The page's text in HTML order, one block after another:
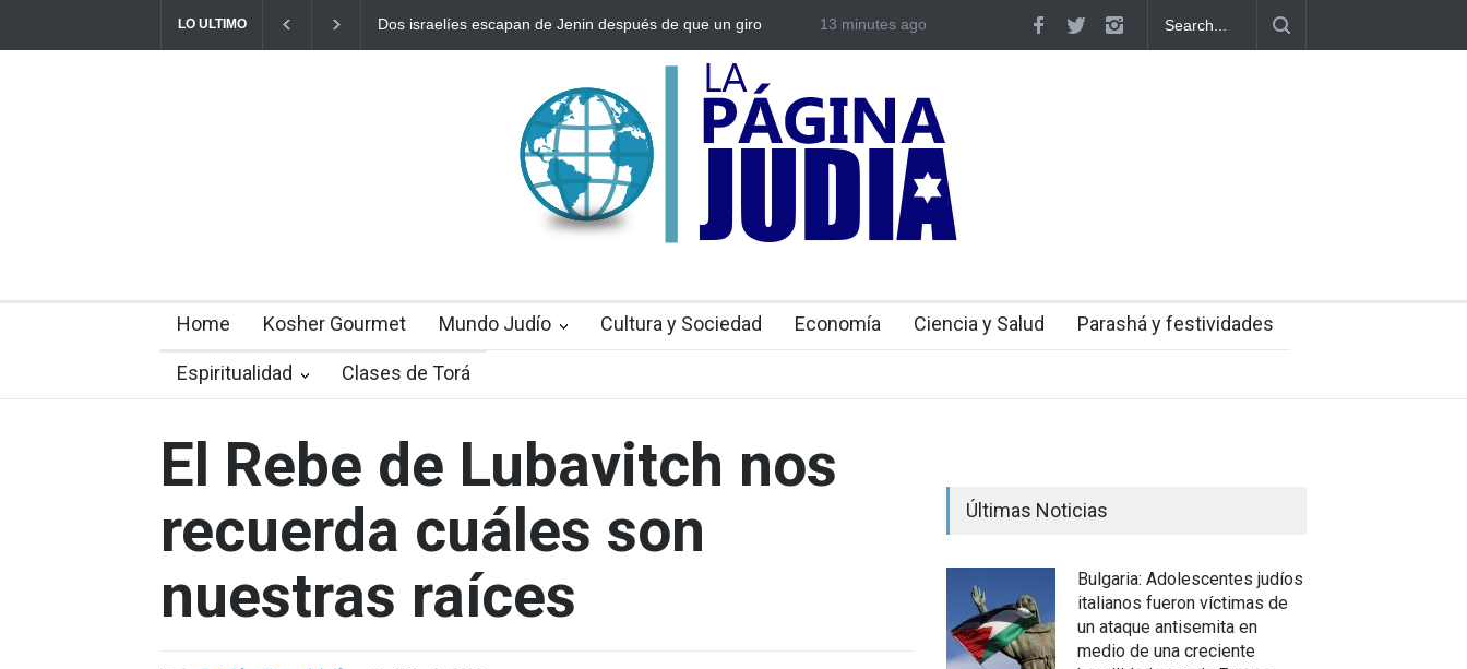
LO ULTIMO
israelíes escapan de Jenin después de que un giro
Alarma en Israel: Crece el temor de que el apoyo bipartidista
Bulgaria: Adolescentes judíos italianos fueron víctimas de un
ataque antisemita en medio de una creciente hostilidad en
toda Europa
13 minutes ago
Home Kosher Gourmet Mundo Judío Cultura y Sociedad Economía Ciencia y Salud Parashá y festividades
Espiritualidad Clases de Torá
El Rebe de Lubavitch nos
recuerda cuáles son
nuestras raíces
Últimas Noticias
Bulgaria: Adolescentes judíos
italianos fueron víctimas de
un ataque antisemita en
medio de una creciente